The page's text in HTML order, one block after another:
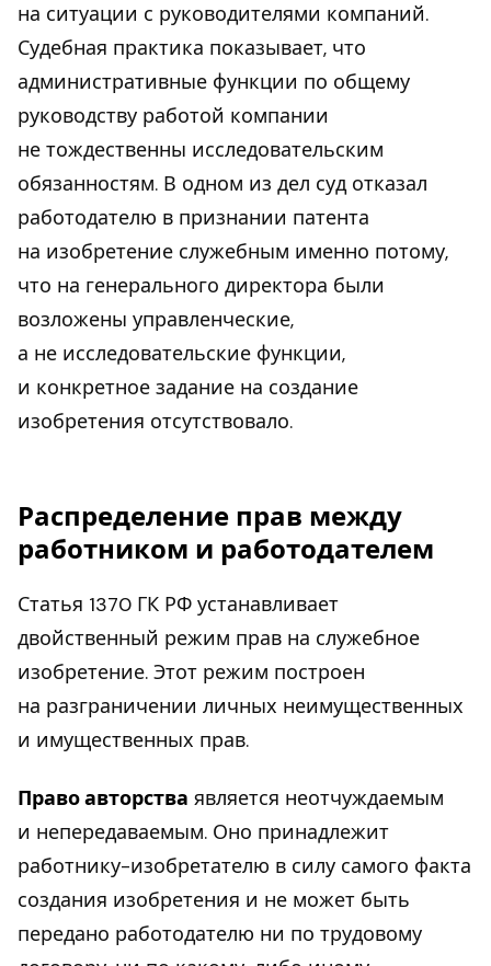
на ситуации с руководителями компаний.
Судебная практика показывает, что
административные функции по общему
руководству работой компании
не тождественны исследовательским
обязанностям. В одном из дел суд отказал
работодателю в признании патента
на изобретение служебным именно потому,
что на генерального директора были
возложены управленческие,
а не исследовательские функции,
и конкретное задание на создание
изобретения отсутствовало.
Распределение прав между
работником и работодателем
Статья 1370 ГК РФ устанавливает
двойственный режим прав на служебное
изобретение. Этот режим построен
на разграничении личных неимущественных
и имущественных прав.
Право авторства является неотчуждаемым
и непередаваемым. Оно принадлежит
работнику-изобретателю в силу самого факта
создания изобретения и не может быть
передано работодателю ни по трудовому